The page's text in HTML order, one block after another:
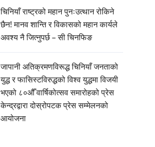
चिनियाँ राष्ट्रको महान पुनःउत्थान रोकिने
छैन! मानव शान्ति र विकासको महान कार्यले
अवश्य नै जित्नुपर्छ – सी चिनफिङ
जापानी अतिक्रमणविरूद्ध चिनियाँ जनताको
युद्ध र फासिस्टविरुद्धको विश्व युद्धमा विजयी
भएको ८०औँ वार्षिकोत्सव समारोहको प्रेस
केन्द्रद्वारा दोस्रोपटक प्रेस सम्मेलनको
आयोजना